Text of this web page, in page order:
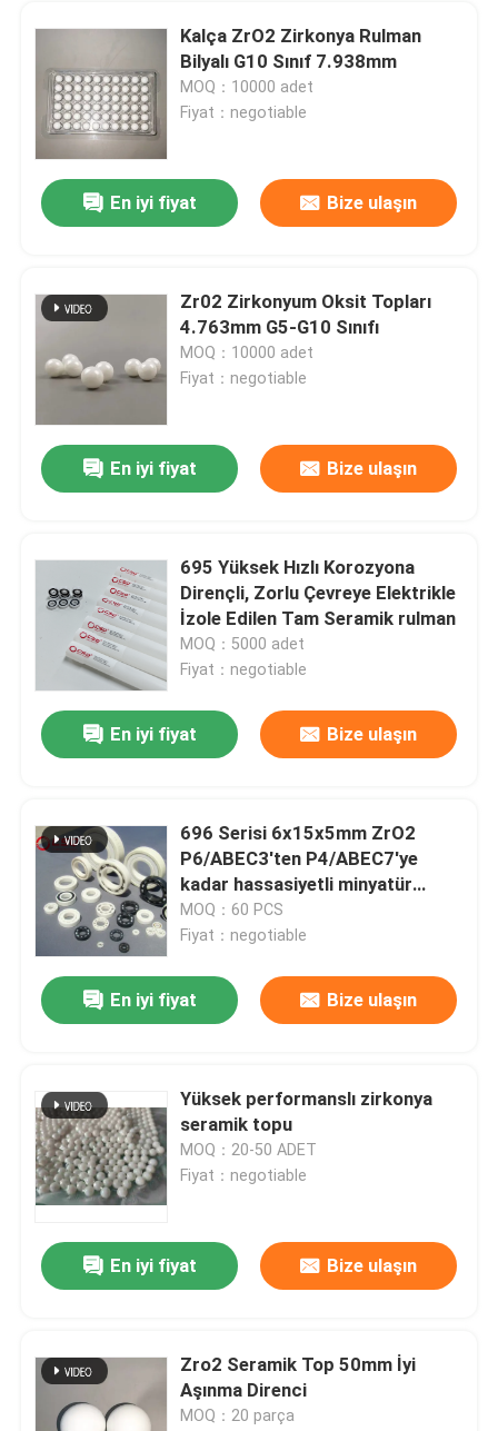
Ürünler
SG Gösterisi
Hakkımızda
Kalite kontrol
Kalça ZrO2 Zirkonya Rulman
Bilyalı G10 Sınıf 7.938mm
MOQ：10000 adet
Fiyat：negotiable
En iyi fiyat Bize ulaşın
Zr02 Zirkonyum Oksit Topları
4.763mm G5-G10 Sınıfı
MOQ：10000 adet
Fiyat：negotiable
En iyi fiyat Bize ulaşın
695 Yüksek Hızlı Korozyona
Dirençli, Zorlu Çevreye Elektrikle
İzole Edilen Tam Seramik rulman
MOQ：5000 adet
Fiyat：negotiable
En iyi fiyat Bize ulaşın
696 Serisi 6x15x5mm ZrO2
P6/ABEC3'ten P4/ABEC7'ye
kadar hassasiyetli minyatür
seramik top rulman
MOQ：60 PCS
Fiyat：negotiable
En iyi fiyat Bize ulaşın
Yüksek performanslı zirkonya
seramik topu
MOQ：20-50 ADET
Fiyat：negotiable
En iyi fiyat Bize ulaşın
Zro2 Seramik Top 50mm İyi
Aşınma Direnci
MOQ：20 parça